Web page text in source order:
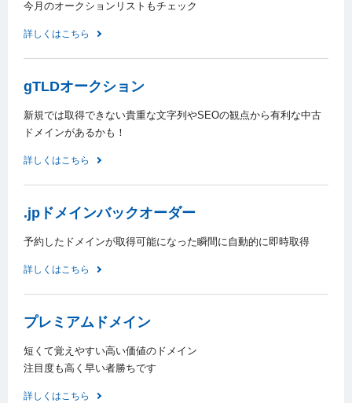
今月のオークションリストもチェック
詳しくはこちら
gTLDオークション
新規では取得できない貴重な文字列やSEOの観点から有利な中古
ドメインがあるかも！
詳しくはこちら
.jpドメインバックオーダー
予約したドメインが取得可能になった瞬間に自動的に即時取得
詳しくはこちら
プレミアムドメイン
短くて覚えやすい高い価値のドメイン
注目度も高く早い者勝ちです
詳しくはこちら